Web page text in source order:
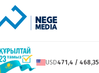
USD471,4 / 468,35